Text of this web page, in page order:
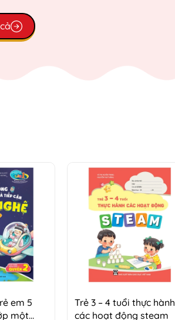
em 5
một
Trẻ 3 – 4 tuổi thực hành
các hoạt động steam